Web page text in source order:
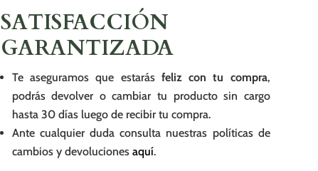
SATISFACCIÓN
GARANTIZADA
Te aseguramos que estarás feliz con tu compra,
podrás devolver o cambiar tu producto sin cargo
hasta 30 días luego de recibir tu compra.
Ante cualquier duda consulta nuestras políticas de
cambios y devoluciones aquí.